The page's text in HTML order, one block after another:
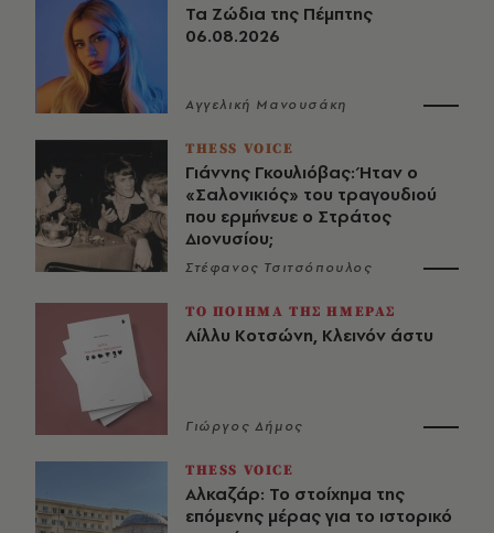
Τα Ζώδια της Πέμπτης
06.08.2026
Αγγελική Μανουσάκη
THESS VOICE
Γιάννης Γκουλιόβας: Ήταν ο
«Σαλονικιός» του τραγουδιού
που ερμήνευε ο Στράτος
Διονυσίου;
Στέφανος Τσιτσόπουλος
ΤΟ ΠΟΙΗΜΑ ΤΗΣ ΗΜΕΡΑΣ
Λίλλυ Κοτσώνη, Κλεινόν άστυ
Γιώργος Δήμος
THESS VOICE
Αλκαζάρ: Το στοίχημα της
επόμενης μέρας για το ιστορικό